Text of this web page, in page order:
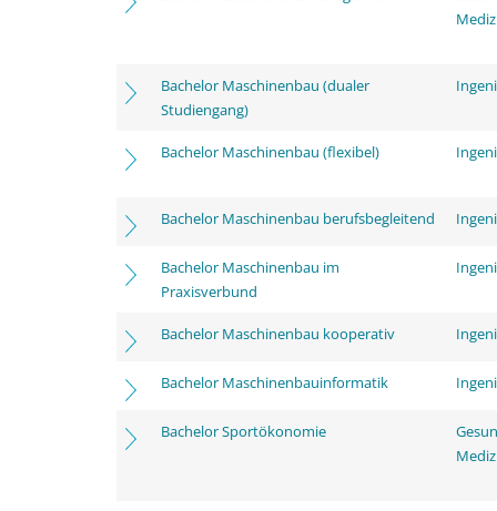
Bachelor Maschinenbau (dualer
Studiengang)
Bachelor Maschinenbau (flexibel)
Bachelor Maschinenbau berufsbegleitend
Bachelor Maschinenbau im
Praxisverbund
Bachelor Maschinenbau kooperativ
Bachelor Maschinenbauinformatik
Bachelor Sportökonomie